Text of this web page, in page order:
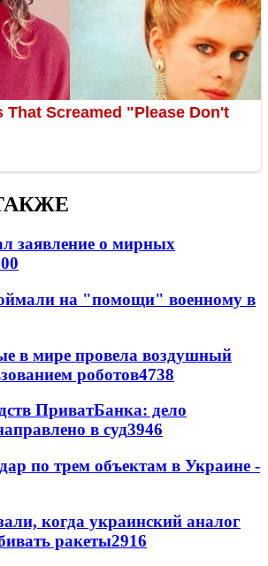
заявление о мирных
на "помощи" военному в
в мире провела воздушный
роботов4738
ПриватБанка: дело
в суд3946
по трем объектам в Украине -
когда украинский аналог
ракеты2916